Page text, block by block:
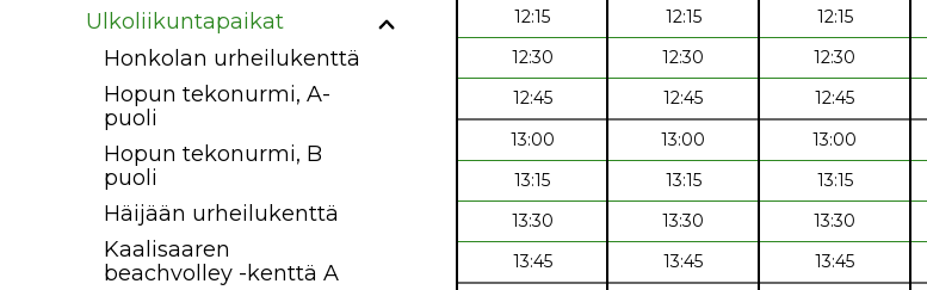
Ulkoliikuntapaikat
Honkolan urheilukenttä
Hopun tekonurmi, A-
puoli
Hopun tekonurmi, B
puoli
Häijään urheilukenttä
Kaalisaaren
beachvolley -kenttä A
12:15
12:15 12:15
12:30
12:30 12:30
12:45
12:45 12:45
13:00
13:00 13:00
13:15
13:15 13:15
13:30
13:30 13:30
13:45
13:45 13:45